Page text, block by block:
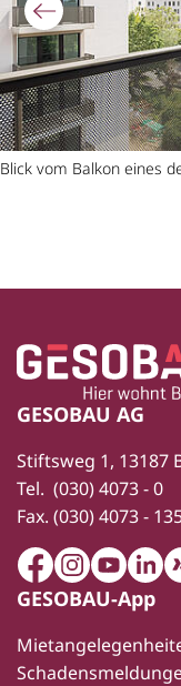
Blick vom Balkon eines
Fußbereich
Zur Startseite
GESOBAU AG
Stiftsweg 1, 13187
Tel. (030) 4073 - 0
Fax. (030) 4073 -
FacebookInstagram
Youtube
GESOBAU-App